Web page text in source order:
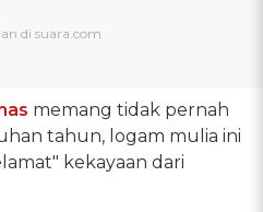
memang tidak pernah
tahun, logam mulia ini
kekayaan dari